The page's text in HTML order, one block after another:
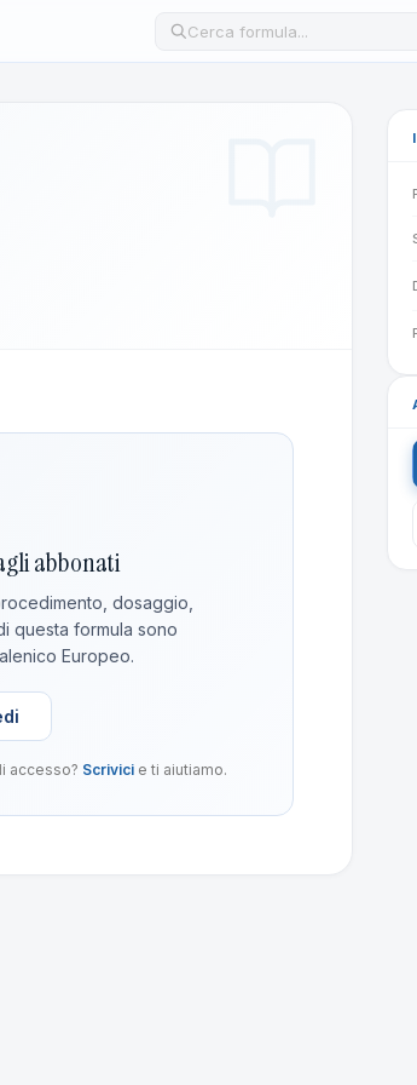
Cerca una formula nel
abbonati
dosaggio,
questa formula sono
Europeo.
accesso? Scrivicie ti aiutiamo.